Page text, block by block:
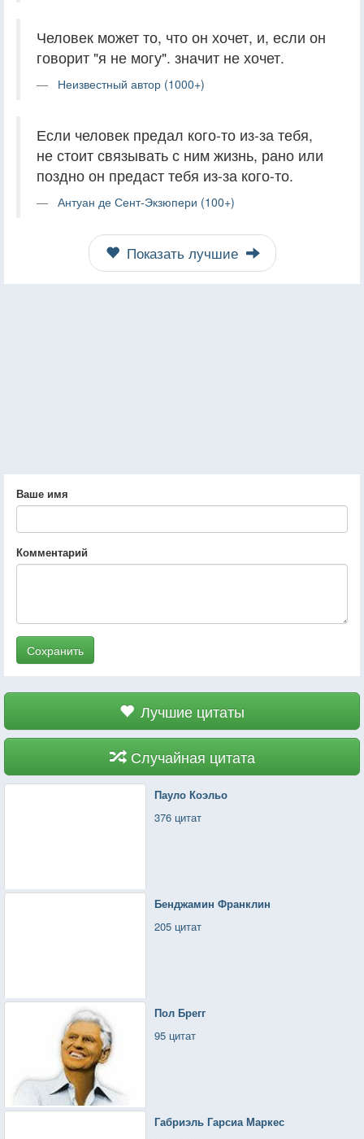
Человек может то, что он хочет, и, если он
говорит "я не могу". значит не хочет.
Неизвестный автор (1000+)
Если человек предал кого-то из-за тебя,
не стоит связывать с ним жизнь, рано или
поздно он предаст тебя из-за кого-то.
Антуан де Сент-Экзюпери (100+)
Показать лучшие
Ваше имя
Комментарий
Сохранить
Лучшие цитаты
Случайная цитата
Пауло Коэльо
376 цитат
Бенджамин Франклин
205 цитат
Пол Брегг
95 цитат
Габриэль Гарсиа Маркес